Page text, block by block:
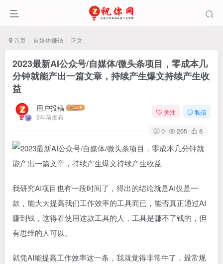
首页 自媒体赚钱 正文
2023最新AI公众号/自媒体/微头条项目，零成本几
分钟就能产出一篇文章，持续产生爆文持续产生收
益
用户投稿
3年前发布
关注 私信
0 265 8
我研究AI项目也有一段时间了，得出的结论就是AI仅是一
款，能大大提高我们工作效率的工具而已，能否真正通过AI
赚到钱，这得看使用这款工具的人，工具是赚不了钱的，但
有思维的人可以。
就凭AI能提高工作效率这一条，我就觉得非常牛了，最常规